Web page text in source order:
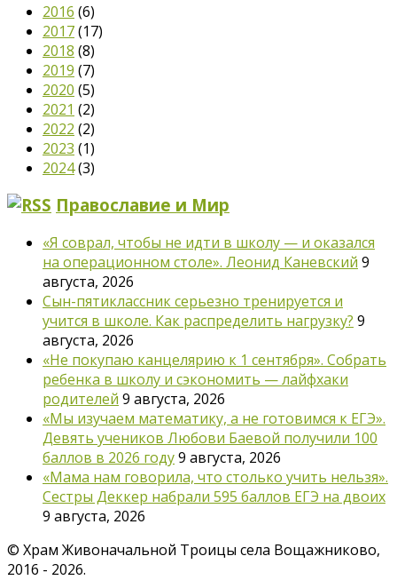
2016 (6)
2017(17)
2018 (8)
2019 (7)
2020 (5)
2021 (2)
2022 (2)
2023 (1)
2024(3)
Православие и Мир
«Я соврал, чтобы не идти в школу — и оказался
на операционном столе». Леонид Каневский 9
августа, 2026
Сын-пятиклассник серьезно тренируется и
учится в школе. Как распределить нагрузку? 9
августа, 2026
«Не покупаю канцелярию к 1 сентября». Собрать
ребенка в школу и сэкономить — лайфхаки
родителей 9 августа, 2026
«Мы изучаем математику, а не готовимся к ЕГЭ».
Девять учеников Любови Баевой получили 100
баллов в 2026 году9 августа, 2026
«Мама нам говорила, что столько учить нельзя».
Сестры Деккер набрали 595 баллов ЕГЭ на двоих
9 августа, 2026
© Храм Живоначальной Троицы села Вощажниково,
2016 - 2026.